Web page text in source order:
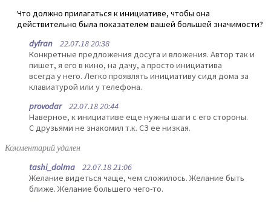
Что должно прилагаться к инициативе, чтобы она
действительно была показателем вашей большей значимости?
dyfran 22.07.18 20:38
Конкретные предложения досуга и вложения. Автор так и
пишет, я его в кино, на дачу, а просто инициатива
всегда у него. Легко проявлять инициативу сидя дома за
клавиатурой или у телефона.
provodar22.07.18 20:44
Наверное, к инициативе еще нужны шаги с его стороны.
С друзьями не знакомил т.к. СЗ ее низкая.
Комментарий удален
tashi_dolma 22.07.18 21:06
Желание видеться чаще, чем сложилось. Желание быть
ближе. Желание большего чего-то.